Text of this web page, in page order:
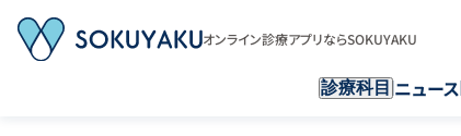
オンライン診療アプリならSOKUYAKU
診療科目 ニュース